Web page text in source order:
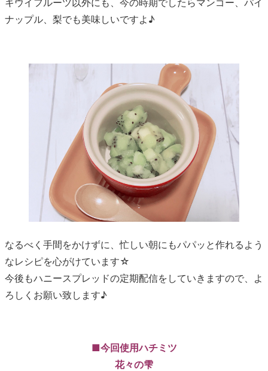
ナップル、梨でも美味しいですよ♪
なるべく手間をかけずに、忙しい朝にもパパッと作れるよう
なレシピを心がけています☆
今後もハニースプレッドの定期配信をしていきますので、よ
ろしくお願い致します♪
■今回使用ハチミツ
花々の雫